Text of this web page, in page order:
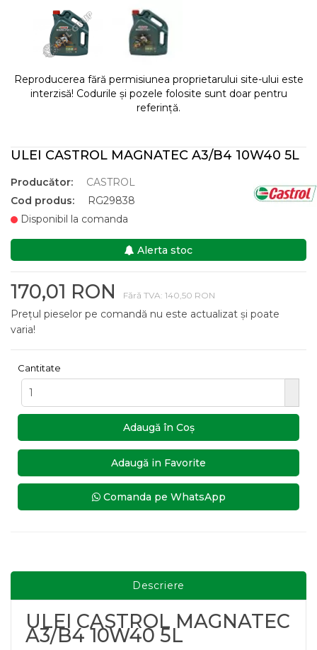
Reproducerea fără permisiunea proprietarului site-ului este
interzisă! Codurile și pozele folosite sunt doar pentru
referință.
ULEI CASTROL MAGNATEC A3/B4 10W40 5L
Producător:
CASTROL
Cod produs:
RG29838
Disponibil la comanda
Alerta stoc
170,01 RON Fără TVA: 140,50 RON
Prețul pieselor pe comandă nu este actualizat și poate
varia!
Cantitate
Adaugă în Coş
Adaugă in Favorite
Comanda pe WhatsApp
Descriere
ULEI CASTROL MAGNATEC
A3/B4 10W40 5L